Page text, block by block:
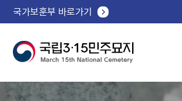
국가보훈부 바로가기